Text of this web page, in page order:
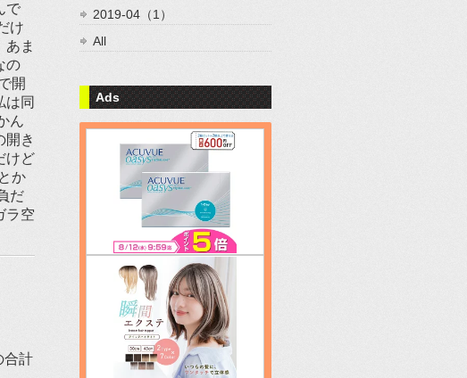
で
け
あま
の
開
は同
ん
開き
けど
か
だ
ラ空
合計
2019-04（1）
All
Ads